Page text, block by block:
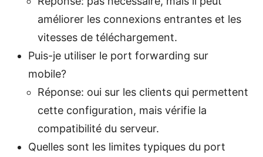
améliorer les connexions entrantes et les
vitesses de téléchargement.
Puis-je utiliser le port forwarding sur
mobile?
Réponse: oui sur les clients qui permettent
cette configuration, mais vérifie la
compatibilité du serveur.
Quelles sont les limites typiques du port